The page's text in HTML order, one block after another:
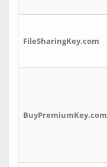
FileSharingKey.com
BuyPremiumKey.com